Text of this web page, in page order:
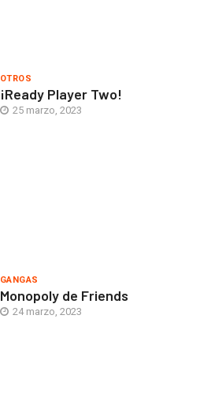
OTROS
¡Ready Player Two!
25 marzo, 2023
GANGAS
Monopoly de Friends
24 marzo, 2023